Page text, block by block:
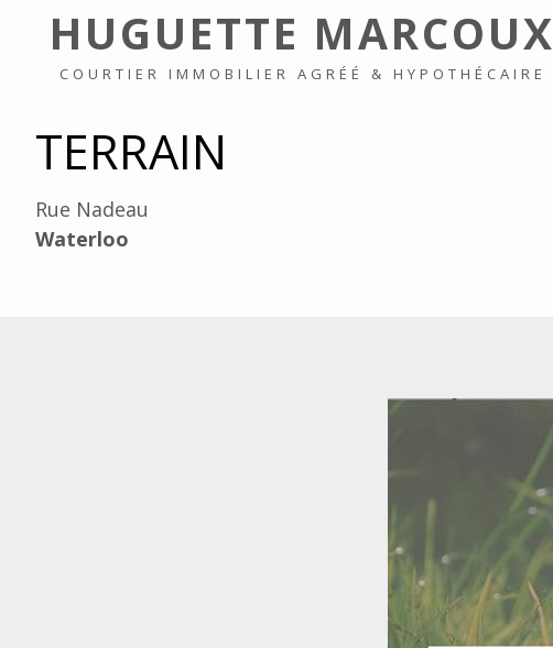
HUGUETTE MARCOUX
COURTIER IMMOBILIER AGRÉÉ & HYPOTHÉCAIRE
TERRAIN
Rue Nadeau
Waterloo